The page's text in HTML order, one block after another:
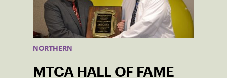
NORTHERN
MTCA HALL OF FAME